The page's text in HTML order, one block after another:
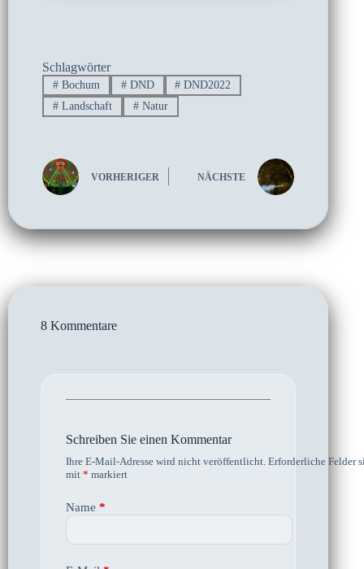
Schlagwörter
#Bochum #DND # DND2022
#Landschaft #Natur
VORHERIGER NÄCHSTE
8 Kommentare
Schreiben Sie einen Kommentar
Ihre E-Mail-Adresse wird nicht veröffentlicht. Erforderliche Felder
mit * markiert
Name *